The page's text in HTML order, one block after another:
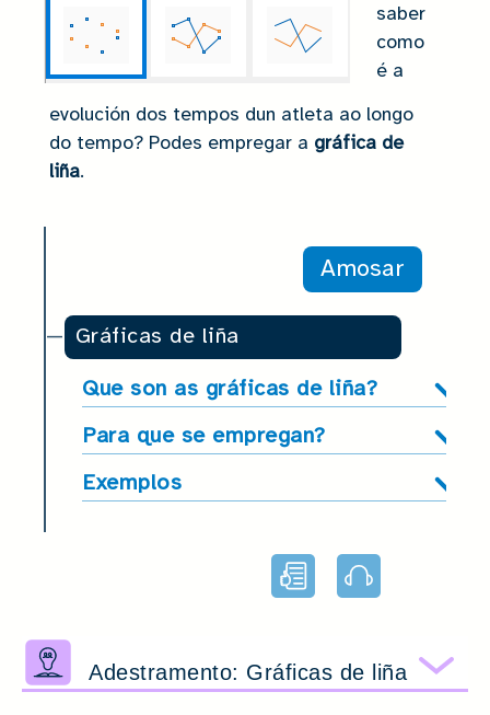
Lectura
facilitada
Audio
saber
como
é a
evolución dos tempos dun atleta ao longo
do tempo? Podes empregar a gráfica de
liña.
Amosar
Gráficas de liña
Que son as gráficas de liña?
Para que se empregan?
Exemplos
Adestramento: Gráficas de liña